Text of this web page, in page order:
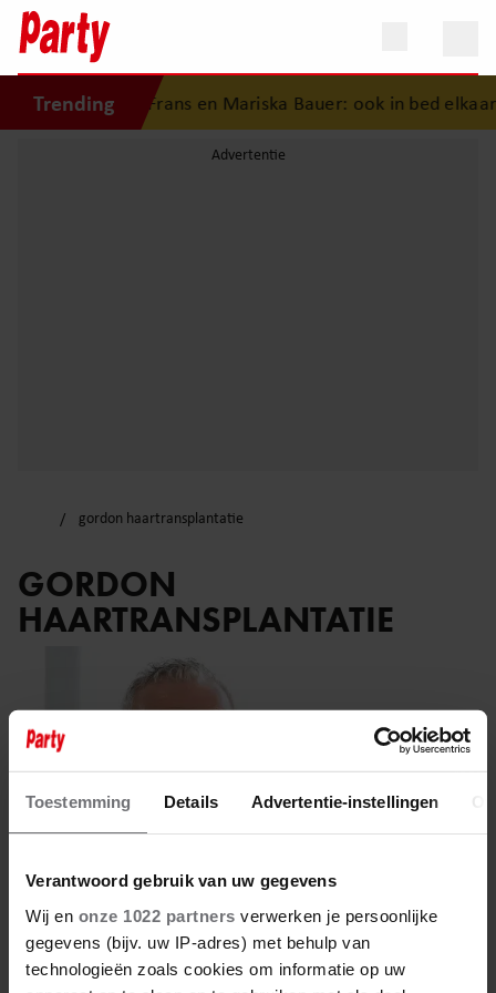
Toestemming Details Advertentie-instellingen
Verantwoord gebruik van uw gegevens
Wij en onze 1022 partners verwerken je persoonlijke
gegevens (bijv. uw IP-adres) met behulp van
technologieën zoals cookies om informatie op uw
Trendingvan Frans en Mariska Bauer: ook in bed
gordon haartransplantatie
GORDON
HAARTRANSPLANTATIE